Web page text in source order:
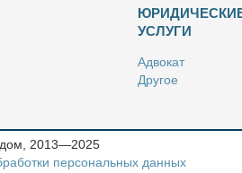
УСЛУГИ
Адво­кат
Дру­гое
Ри­эл­тор
Юрист
2013—2025
персональных данных